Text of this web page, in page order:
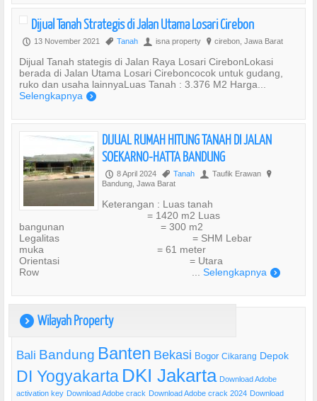
Dijual Tanah Strategis di Jalan Utama Losari Cirebon
P 13 November 2021 , Tanah U isna property ? cirebon, Jawa Barat
Dijual Tanah stategis di Jalan Raya Losari CirebonLokasi
berada di Jalan Utama Losari Cireboncocok untuk gudang,
ruko dan usaha lainnyaLuas Tanah : 3.376 M2 Harga...
Selengkapnya )
DIJUAL RUMAH HITUNG TANAH DI JALAN
SOEKARNO-HATTA BANDUNG
P 8 April 2024 , Tanah U Taufik Erawan ?
Bandung, Jawa Barat
Keterangan : Luas tanah
= 1420 m2 Luas
bangunan = 300 m2
Legalitas = SHM Lebar
muka = 61 meter
Orientasi = Utara
Row ... Selengkapnya )
) Wilayah Property
Bali Bandung Banten Bekasi Bogor Cikarang Depok
DI Yogyakarta DKI Jakarta Download Adobe
activation key Download Adobe crack Download Adobe crack 2024 Download